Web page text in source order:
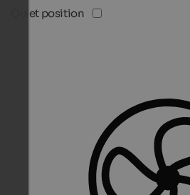
Quiet position